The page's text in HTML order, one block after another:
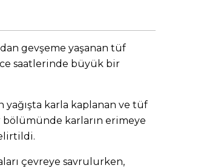
gevşeme yaşanan tüf
saatlerinde büyük bir
karla kaplanan ve tüf
bölümünde karların erimeye
çevreye savrulurken,